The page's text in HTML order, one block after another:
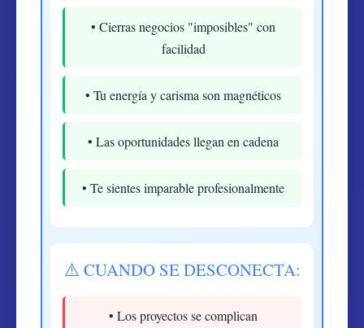
• Cierras negocios "imposibles" con
facilidad
• Tu energía y carisma son magnéticos
• Las oportunidades llegan en cadena
• Te sientes imparable profesionalmente
⚠️ CUANDO SE DESCONECTA:
• Los proyectos se complican